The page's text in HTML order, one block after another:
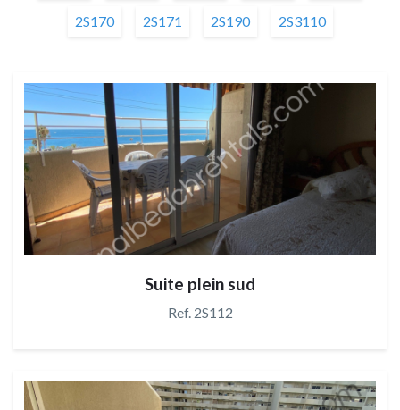
2S170 2S171 2S190 2S3110
Suite plein sud
Ref. 2S112